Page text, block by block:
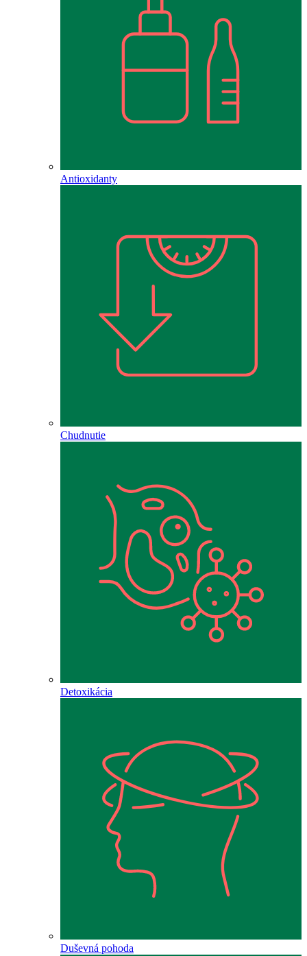
Antioxidanty
Chudnutie
Detoxikácia
Duševná pohoda